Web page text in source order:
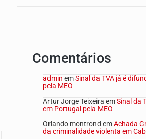
Comentários
admin emSinal da TVA já é
pela MEO
Artur Jorge Teixeira emSinal da
em Portugal pela MEO
Orlando montrond emAchada
da criminalidade violenta em